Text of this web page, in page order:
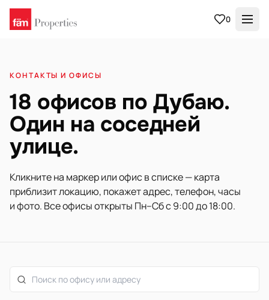
0
КОНТАКТЫ И ОФИСЫ
18 офисов по Дубаю.
Один на соседней
улице.
Кликните на маркер или офис в списке — карта
приблизит локацию, покажет адрес, телефон, часы
и фото. Все офисы открыты Пн–Сб с 9:00 до 18:00.